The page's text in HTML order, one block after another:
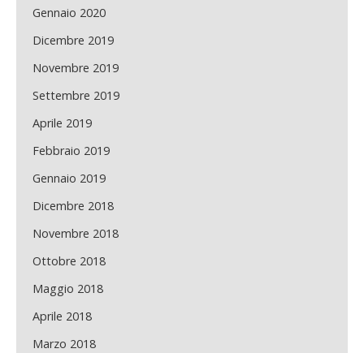
Gennaio 2020
Dicembre 2019
Novembre 2019
Settembre 2019
Aprile 2019
Febbraio 2019
Gennaio 2019
Dicembre 2018
Novembre 2018
Ottobre 2018
Maggio 2018
Aprile 2018
Marzo 2018